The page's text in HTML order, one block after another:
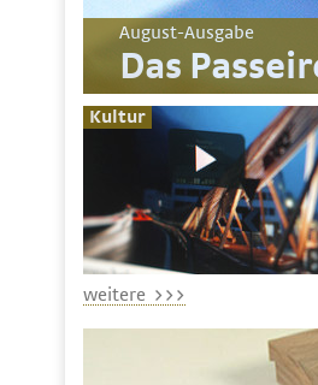
August-Ausgabe
Das
Kultur
weitere >>>